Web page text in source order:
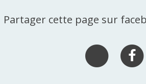
Partager cette page sur